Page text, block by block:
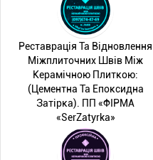
Реставрація Та Відновлення
Міжплиточних Швів Між
Керамічною Плиткою:
(Цементна Та Епоксидна
Затірка). ПП «ФІРМА
«SerZatyrka»